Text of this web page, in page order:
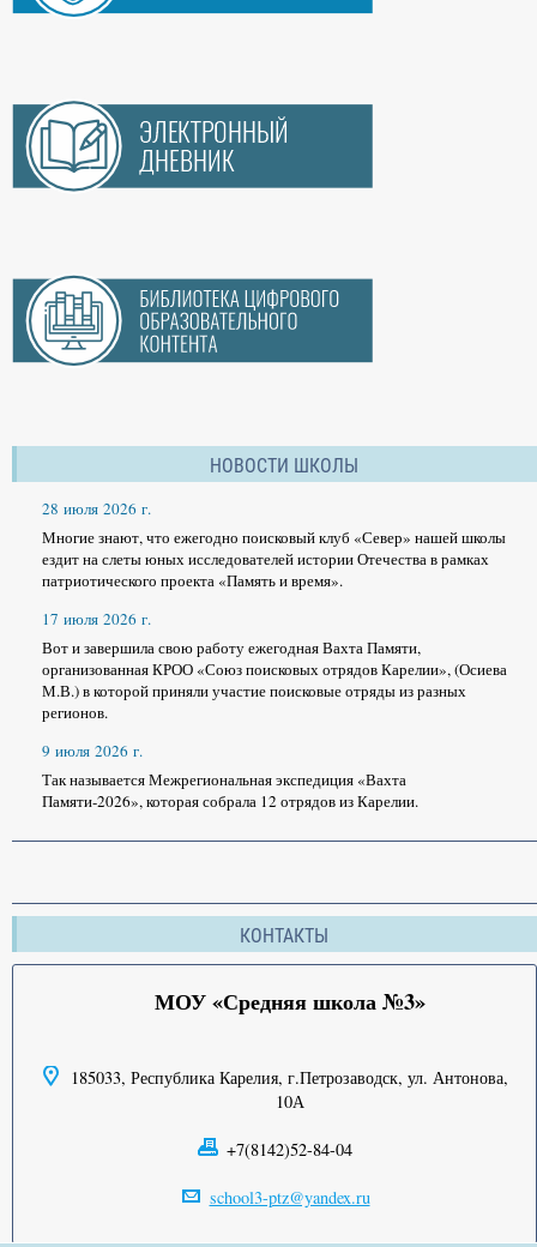
НОВОСТИ ШКОЛЫ
28 июля 2026 г.
Многие знают, что ежегодно поисковый клуб «Север» нашей школы
ездит на слеты юных исследователей истории Отечества в рамках
патриотического проекта «Память и время».
17 июля 2026 г.
Вот и завершила свою работу ежегодная Вахта Памяти,
организованная КРОО «Союз поисковых отрядов Карелии», (Осиева
М.В.) в которой приняли участие поисковые отряды из разных
регионов.
9 июля 2026 г.
Так называется Межрегиональная экспедиция «Вахта
Памяти-2026», которая собрала 12 отрядов из Карелии.
КОНТАКТЫ
МОУ «Средняя школа №3»
185033, Республика Карелия, г.Петрозаводск, ул. Антонова,
10А
+7(8142)52-84-04
school3-ptz@yandex.ru